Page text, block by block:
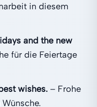
in diesem
and the new
für die Feiertage
wishes. – Frohe